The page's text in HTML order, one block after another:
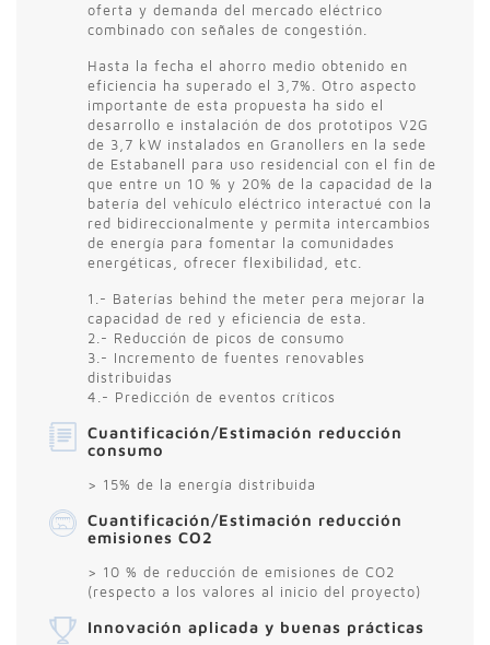
oferta y demanda del mercado eléctrico
combinado con señales de congestión.
Hasta la fecha el ahorro medio obtenido en
eficiencia ha superado el 3,7%. Otro aspecto
importante de esta propuesta ha sido el
desarrollo e instalación de dos prototipos V2G
de 3,7 kW instalados en Granollers en la sede
de Estabanell para uso residencial con el fin de
que entre un 10 % y 20% de la capacidad de la
batería del vehículo eléctrico interactué con la
red bidireccionalmente y permita intercambios
de energía para fomentar la comunidades
energéticas, ofrecer flexibilidad, etc.
1.- Baterías behind the meter pera mejorar la
capacidad de red y eficiencia de esta.
2.- Reducción de picos de consumo
3.- Incremento de fuentes renovables
distribuidas
4.- Predicción de eventos críticos
Cuantificación/Estimación reducción
consumo
> 15% de la energía distribuida
Cuantificación/Estimación reducción
emisiones CO2
> 10 % de reducción de emisiones de CO2
(respecto a los valores al inicio del proyecto)
Innovación aplicada y buenas prácticas